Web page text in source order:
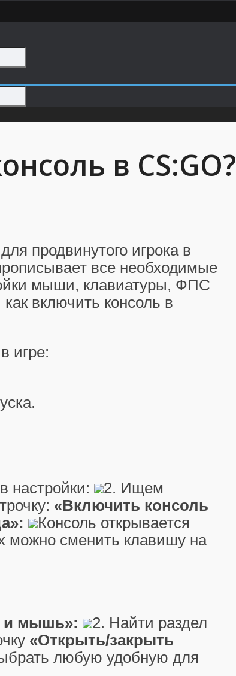
в CS:GO?
продвинутого игрока в
все необходимые
мыши, клавиатуры, ФПС
включить консоль в
игре:
настройки:
2. Ищем
«Включить консоль
Консоль открывается
можно сменить клавишу на
и мышь»:
2. Найти раздел
«Открыть/закрыть
любую удобную для